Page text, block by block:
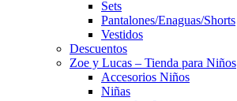
Sets
Pantalones/Enaguas/Shorts
Vestidos
Descuentos
Zoe y Lucas – Tienda para Niños
Accesorios Niños
Niñas